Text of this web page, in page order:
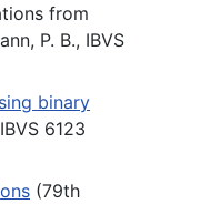
from
P. B., IBVS
binary
6123
(79th